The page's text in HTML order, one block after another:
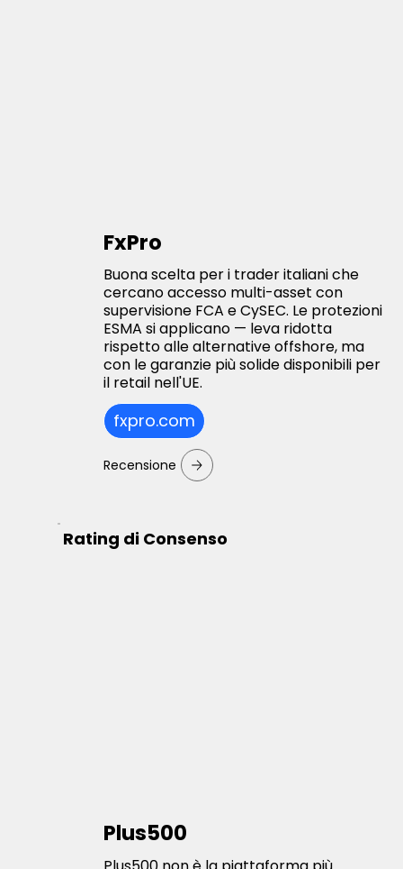
FxPro
Buona scelta per i trader italiani che
cercano accesso multi-asset con
supervisione FCA e CySEC. Le protezioni
ESMA si applicano — leva ridotta
rispetto alle alternative offshore, ma
con le garanzie più solide disponibili per
il retail nell'UE.
fxpro.com
Recensione
Rating di Consenso
Plus500